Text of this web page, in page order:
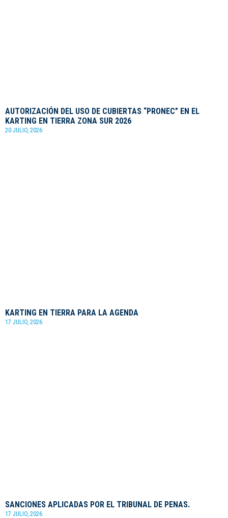
AUTORIZACIÓN DEL USO DE CUBIERTAS “PRONEC” EN EL
KARTING EN TIERRA ZONA SUR 2026
20 JULIO, 2026
KARTING EN TIERRA PARA LA AGENDA
17 JULIO, 2026
SANCIONES APLICADAS POR EL TRIBUNAL DE PENAS.
17 JULIO, 2026